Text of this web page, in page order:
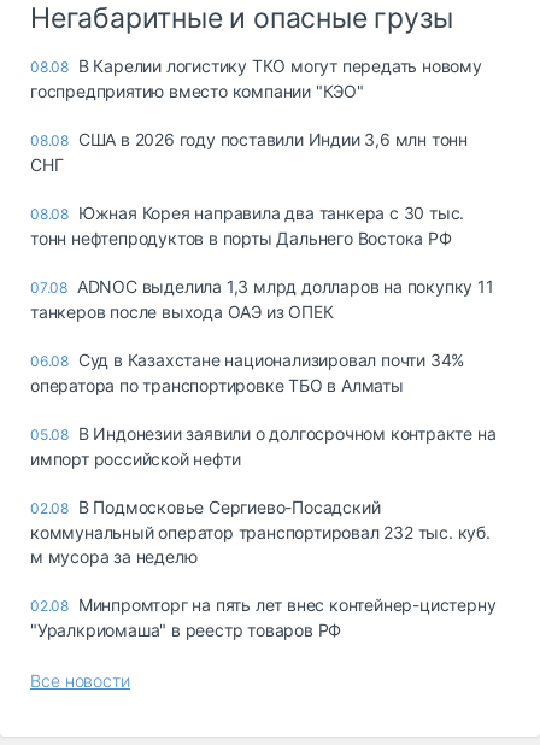
Негабаритные и опасные грузы
08.08 В Карелии логистику ТКО могут передать новому
госпредприятию вместо компании "КЭО"
08.08 США в 2026 году поставили Индии 3,6 млн тонн
СНГ
08.08 Южная Корея направила два танкера с 30 тыс.
тонн нефтепродуктов в порты Дальнего Востока РФ
07.08 ADNOC выделила 1,3 млрд долларов на покупку 11
танкеров после выхода ОАЭ из ОПЕК
06.08 Суд в Казахстане национализировал почти 34%
оператора по транспортировке ТБО в Алматы
05.08 В Индонезии заявили о долгосрочном контракте на
импорт российской нефти
02.08 В Подмосковье Сергиево-Посадский
коммунальный оператор транспортировал 232 тыс. куб.
м мусора за неделю
02.08 Минпромторг на пять лет внес контейнер-цистерну
"Уралкриомаша" в реестр товаров РФ
Все новости